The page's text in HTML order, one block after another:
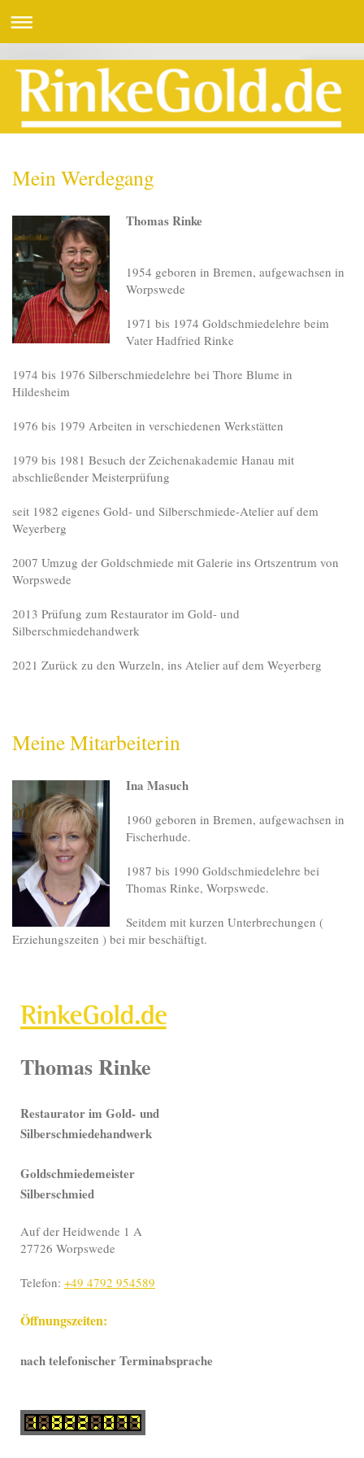
Mein Werdegang
Thomas Rinke
1954 geboren in Bremen, aufgewachsen in
Worpswede
1971 bis 1974 Goldschmiedelehre beim
Vater Hadfried Rinke
1974 bis 1976 Silberschmiedelehre bei Thore Blume in
Hildesheim
1976 bis 1979 Arbeiten in verschiedenen Werkstätten
1979 bis 1981 Besuch der Zeichenakademie Hanau mit
abschließender Meisterprüfung
seit 1982 eigenes Gold- und Silberschmiede-Atelier auf dem
Weyerberg
2007 Umzug der Goldschmiede mit Galerie ins Ortszentrum von
Worpswede
2013 Prüfung zum Restaurator im Gold- und
Silberschmiedehandwerk
2021 Zurück zu den Wurzeln, ins Atelier auf dem Weyerberg
Meine Mitarbeiterin
Ina Masuch
1960 geboren in Bremen, aufgewachsen in
Fischerhude.
1987 bis 1990 Goldschmiedelehre bei
Thomas Rinke, Worpswede.
Seitdem mit kurzen Unterbrechungen (
Erziehungszeiten ) bei mir beschäftigt.
Thomas Rinke
Restaurator im Gold- und
Silberschmiedehandwerk
Goldschmiedemeister
Silberschmied
Auf der Heidwende 1 A
27726 Worpswede
Telefon: +49 4792 954589
Öffnungszeiten:
nach telefonischer Terminabsprache